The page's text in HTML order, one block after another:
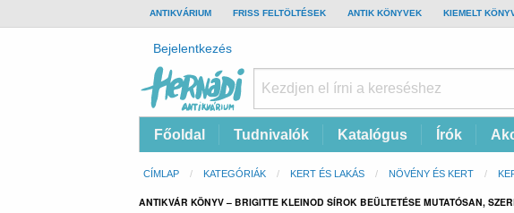
TOP
BAR
ANTIKVÁRIUM FRISS FELTÖLTÉSEK ANTIK KÖNYVEK KIEMELT
Felhasználói
fiók
menüje
Bejelentkezés
Antikvárium
Online
Fő
navigáció
Főoldal Tudnivalók Katalógus Írók
Morzsa
CÍMLAP KATEGÓRIÁK KERT ÉS LAKÁS NÖVÉNY ÉS KERT
ANTIKVÁR KÖNYV – BRIGITTE KLEINOD SÍROK BEÜLTETÉSE MUTATÓSAN,